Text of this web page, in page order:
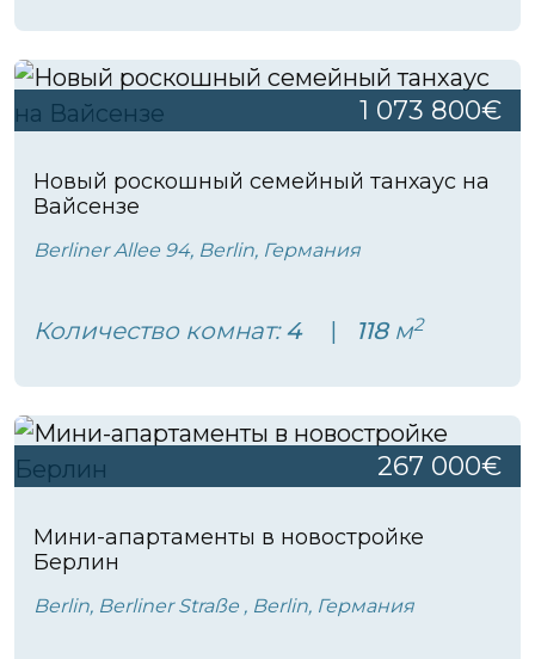
1 073 800€
Новый роскошный семейный танхаус на
Вайсензе
Berliner Allee 94, Berlin, Германия
Количество комнат:4 118м2
267 000€
Мини-апартаменты в новостройке
Берлин
Berlin, Berliner Straße , Berlin, Германия